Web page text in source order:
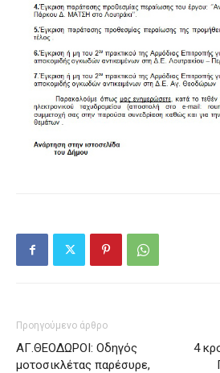
Προηγούμενο άρθρο
ΑΓ.ΘΕΟΔΩΡΟΙ: Οδηγός
μοτοσικλέτας παρέσυρε,
4